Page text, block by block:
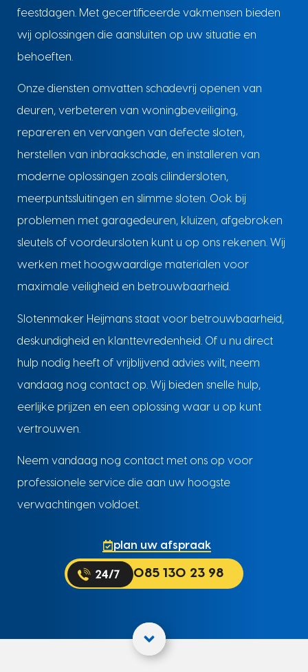
feestdagen. Met gecertificeerde vakmensen bieden
wij oplossingen die aansluiten op uw situatie en
behoeften.
Onze diensten omvatten schadevrij openen van
deuren, verbeteren van woningbeveiliging,
repareren en vervangen van defecte sloten,
herstellen van inbraakschade, en installeren van
moderne oplossingen zoals cilindersloten,
meerpuntssluitingen en slimme sloten. Ook bij
problemen met garagedeuren, kluizen, afgebroken
sleutels of voordeursloten kunt u op ons rekenen. Wij
werken met hoogwaardige materialen voor
maximale veiligheid en betrouwbaarheid.
Slotenmaker Heijmans staat voor betrouwbaarheid,
deskundigheid en klanttevredenheid. Of u nu direct
hulp nodig heeft of vrijblijvend advies wilt, neem
vandaag nog contact op. Wij bieden snelle hulp,
eerlijke prijzen en een oplossing waar u op kunt
vertrouwen.
Neem vandaag nog contact met ons op voor
professionele service die aan uw hoogste
verwachtingen voldoet.
plan uw afspraak
085 130 23 98